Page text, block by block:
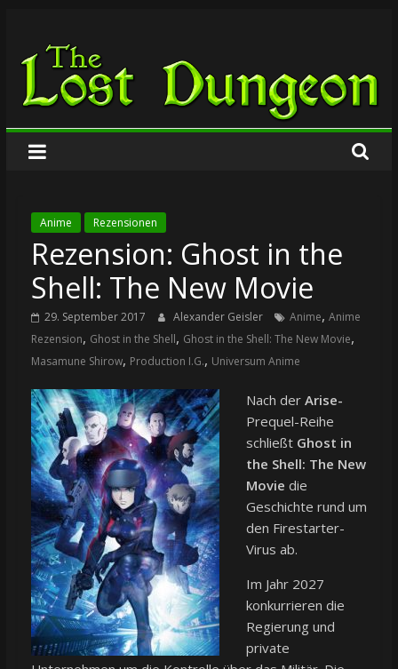
springen
The
Lost
Dungeon
Anime Rezensionen
Rezension: Ghost in the
Shell: The New Movie
29. September 2017 Alexander Geisler Anime, Anime
Rezension, Ghost in the Shell, Ghost in the Shell: The New Movie,
Masamune Shirow, Production I.G., Universum Anime
Nach der Arise-
Prequel-Reihe
schließt Ghost in
the Shell: The New
Movie die
Geschichte rund um
den Firestarter-
Virus ab.
Im Jahr 2027
konkurrieren die
Regierung und
private